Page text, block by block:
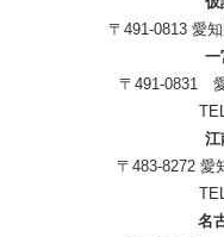
〒491-0813 愛
一
〒491-0831
江
〒483-8272 愛
名